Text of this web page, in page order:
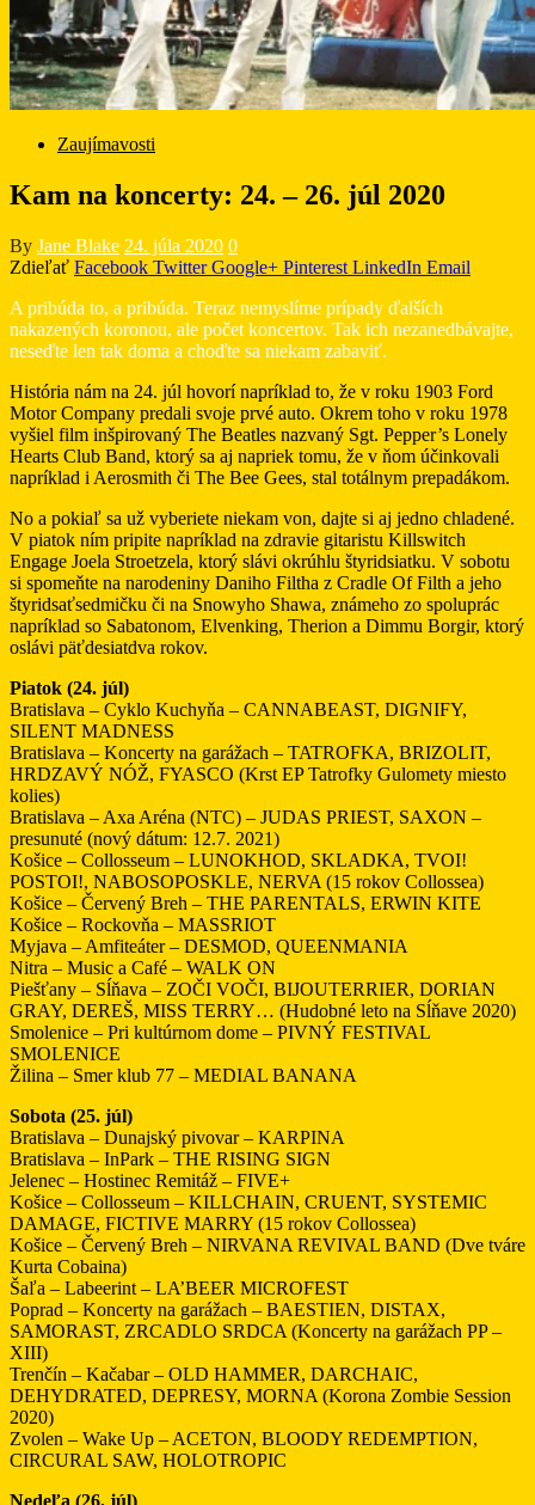
Zaujímavosti
Kam na koncerty: 24. – 26. júl 2020
By Jane Blake 24. júla 2020 0
Zdieľať Facebook Twitter Google+ Pinterest LinkedIn Email
A pribúda to, a pribúda. Teraz nemyslíme prípady ďalších
nakazených koronou, ale počet koncertov. Tak ich nezanedbávajte,
neseďte len tak doma a choďte sa niekam zabaviť.
História nám na 24. júl hovorí napríklad to, že v roku 1903 Ford
Motor Company predali svoje prvé auto. Okrem toho v roku 1978
vyšiel film inšpirovaný The Beatles nazvaný Sgt. Pepper’s Lonely
Hearts Club Band, ktorý sa aj napriek tomu, že v ňom účinkovali
napríklad i Aerosmith či The Bee Gees, stal totálnym prepadákom.
No a pokiaľ sa už vyberiete niekam von, dajte si aj jedno chladené.
V piatok ním pripite napríklad na zdravie gitaristu Killswitch
Engage Joela Stroetzela, ktorý slávi okrúhlu štyridsiatku. V sobotu
si spomeňte na narodeniny Daniho Filtha z Cradle Of Filth a jeho
štyridsaťsedmičku či na Snowyho Shawa, známeho zo spoluprác
napríklad so Sabatonom, Elvenking, Therion a Dimmu Borgir, ktorý
oslávi päťdesiatdva rokov.
Piatok (24. júl)
Bratislava – Cyklo Kuchyňa – CANNABEAST, DIGNIFY,
SILENT MADNESS
Bratislava – Koncerty na garážach – TATROFKA, BRIZOLIT,
HRDZAVÝ NÓŽ, FYASCO (Krst EP Tatrofky Gulomety miesto
kolies)
Bratislava – Axa Aréna (NTC) – JUDAS PRIEST, SAXON –
presunuté (nový dátum: 12.7. 2021)
Košice – Collosseum – LUNOKHOD, SKLADKA, TVOI!
POSTOI!, NABOSOPOSKLE, NERVA (15 rokov Collossea)
Košice – Červený Breh – THE PARENTALS, ERWIN KITE
Košice – Rockovňa – MASSRIOT
Myjava – Amfiteáter – DESMOD, QUEENMANIA
Nitra – Music a Café – WALK ON
Piešťany – Sĺňava – ZOČI VOČI, BIJOUTERRIER, DORIAN
GRAY, DEREŠ, MISS TERRY… (Hudobné leto na Sĺňave 2020)
Smolenice – Pri kultúrnom dome – PIVNÝ FESTIVAL
SMOLENICE
Žilina – Smer klub 77 – MEDIAL BANANA
Sobota (25. júl)
Bratislava – Dunajský pivovar – KARPINA
Bratislava – InPark – THE RISING SIGN
Jelenec – Hostinec Remitáž – FIVE+
Košice – Collosseum – KILLCHAIN, CRUENT, SYSTEMIC
DAMAGE, FICTIVE MARRY (15 rokov Collossea)
Košice – Červený Breh – NIRVANA REVIVAL BAND (Dve tváre
Kurta Cobaina)
Šaľa – Labeerint – LA’BEER MICROFEST
Poprad – Koncerty na garážach – BAESTIEN, DISTAX,
SAMORAST, ZRCADLO SRDCA (Koncerty na garážach PP –
XIII)
Trenčín – Kačabar – OLD HAMMER, DARCHAIC,
DEHYDRATED, DEPRESY, MORNA (Korona Zombie Session
2020)
Zvolen – Wake Up – ACETON, BLOODY REDEMPTION,
CIRCURAL SAW, HOLOTROPIC
Nedeľa (26. júl)